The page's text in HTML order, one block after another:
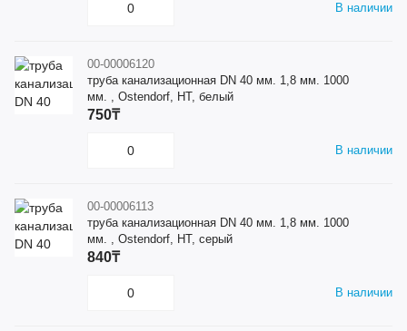
В наличии
00-00006120
труба канализационная DN 40 мм. 1,8 мм. 1000
мм. , Ostendorf, HT, белый
В наличии
750₸
00-00006113
труба канализационная DN 40 мм. 1,8 мм. 1000
мм. , Ostendorf, HT, серый
В наличии
840₸